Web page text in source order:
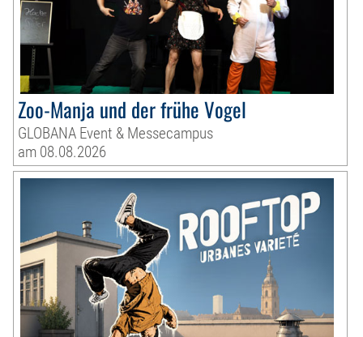
Zoo-Manja und der frühe Vogel
GLOBANA Event & Messecampus
am 08.08.2026